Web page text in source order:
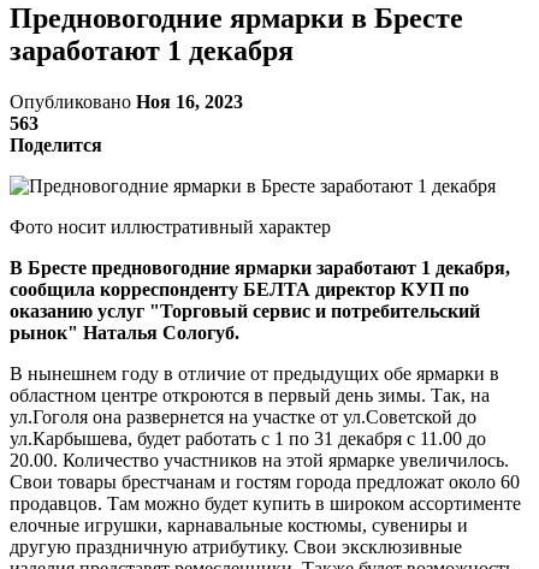
Предновогодние ярмарки в Бресте
заработают 1 декабря
Опубликовано Ноя 16, 2023
563
Поделится
Фото носит иллюстративный характер
В Бресте предновогодние ярмарки заработают 1 декабря,
сообщила корреспонденту БЕЛТА директор КУП по
оказанию услуг "Торговый сервис и потребительский
рынок" Наталья Сологуб.
В нынешнем году в отличие от предыдущих обе ярмарки в
областном центре откроются в первый день зимы. Так, на
ул.Гоголя она развернется на участке от ул.Советской до
ул.Карбышева, будет работать с 1 по 31 декабря с 11.00 до
20.00. Количество участников на этой ярмарке увеличилось.
Свои товары брестчанам и гостям города предложат около 60
продавцов. Там можно будет купить в широком ассортименте
елочные игрушки, карнавальные костюмы, сувениры и
другую праздничную атрибутику. Свои эксклюзивные